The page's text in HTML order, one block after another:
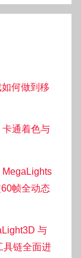
何做到移
通着色与
MegaLights
帧全动态
与
具链全面进